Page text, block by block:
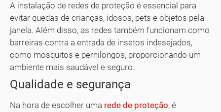
A instalação de redes de proteção é essencial para
evitar quedas de crianças, idosos, pets e objetos pela
janela. Além disso, as redes também funcionam como
barreiras contra a entrada de insetos indesejados,
como mosquitos e pernilongos, proporcionando um
ambiente mais saudável e seguro.
Qualidade e segurança
Na hora de escolher uma rede de proteção, é